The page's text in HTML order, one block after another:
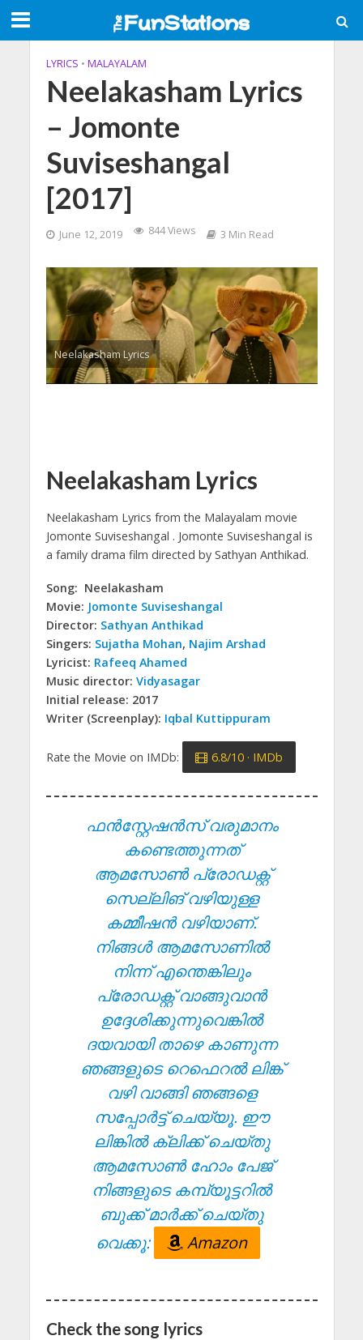
LYRICS • MALAYALAM
Neelakasham Lyrics
– Jomonte
Suviseshangal
[2017]
June 12, 2019 844 Views 3 Min Read
Neelakasham Lyrics
Neelakasham Lyrics
Neelakasham Lyrics from the Malayalam movie
Jomonte Suviseshangal . Jomonte Suviseshangal is
a family drama film directed by Sathyan Anthikad.
Song: Neelakasham
Movie: Jomonte Suviseshangal
Director: Sathyan Anthikad
Singers: Sujatha Mohan, Najim Arshad
Lyricist: Rafeeq Ahamed
Music director: Vidyasagar
Initial release: 2017
Writer (Screenplay): Iqbal Kuttippuram
Rate the Movie on IMDb: 6.8/10 · IMDb
ഫൻസ്റ്റേഷൻസ് വരുമാനം
കണ്ടെത്തുന്നത്
ആമസോൺ പ്രോഡക്റ്റ്
സെല്ലിങ് വഴിയുള്ള
കമ്മീഷൻ വഴിയാണ്.
നിങ്ങൾ ആമസോണിൽ
നിന്ന് എന്തെങ്കിലും
പ്രോഡക്റ്റ് വാങ്ങുവാൻ
ഉദ്ദേശിക്കുന്നുവെങ്കിൽ
ദയവായി താഴെ കാണുന്ന
ഞങ്ങളുടെ റെഫെറൽ ലിങ്ക്
വഴി വാങ്ങി ഞങ്ങളെ
സപ്പോർട്ട് ചെയ്യൂ. ഈ
ലിങ്കിൽ ക്ലിക്ക് ചെയ്തു
ആമസോൺ ഹോം പേജ്
നിങ്ങളുടെ കമ്പ്യൂട്ടറിൽ
ബുക്ക് മാർക്ക് ചെയ്തു
വെക്കൂ:
Amazon
Check the song lyrics